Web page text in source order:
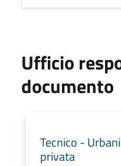
Ufficio
documento
Tecnico -
privata